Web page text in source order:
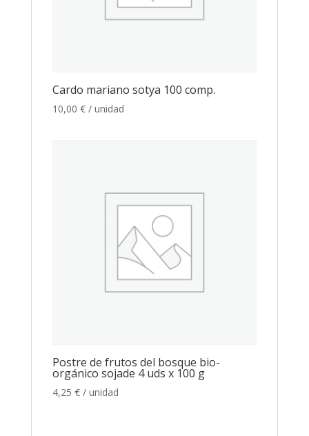
Cardo mariano sotya 100 comp.
10,00 € / unidad
Postre de frutos del bosque bio-
orgánico sojade 4 uds x 100 g
4,25 € / unidad